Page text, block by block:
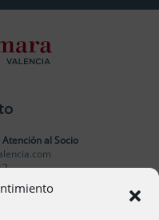
al Socio